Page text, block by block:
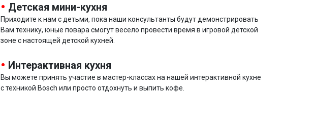
Детская мини-кухня
Приходите к нам с детьми, пока наши консультанты будут демонстрировать
Вам технику, юные повара смогут весело провести время в игровой детской
зоне с настоящей детской кухней.
Интерактивная кухня
Вы можете принять участие в мастер-классах на нашей интерактивной кухне
с техникой Bosch или просто отдохнуть и выпить кофе.